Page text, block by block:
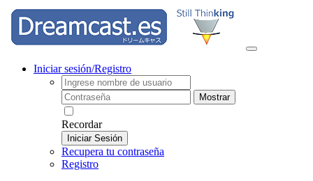
Iniciar sesión/Registro
Mostrar
Recordar
Iniciar Sesión
Recupera tu contraseña
Registro